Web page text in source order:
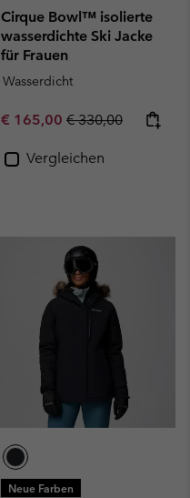
Cirque Bowl™ isolierte
wasserdichte Ski Jacke
für Frauen
Wasserdicht
Sale price:
€ 165,00 Regular price:
€ 330,00
Vergleichen
Neue Farben